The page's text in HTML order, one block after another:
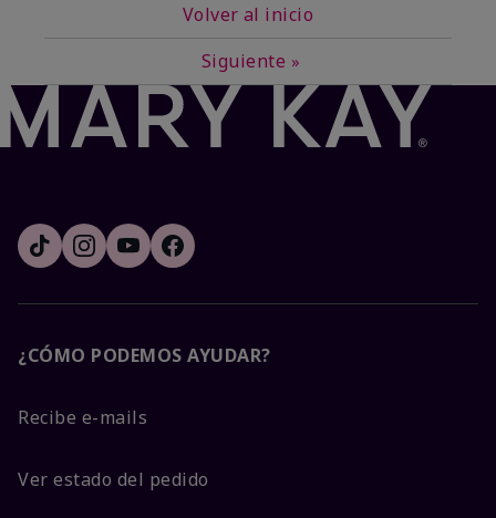
Volver al inicio
Siguiente »
¿CÓMO PODEMOS AYUDAR?
Recibe e-mails
Ver estado del pedido